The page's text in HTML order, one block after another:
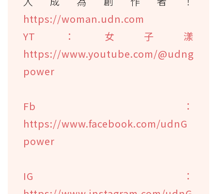
https://woman.udn.com
YT：女子漾
https://www.youtube.com/@udng
power
Fb：
https://www.facebook.com/udnG
power
IG：